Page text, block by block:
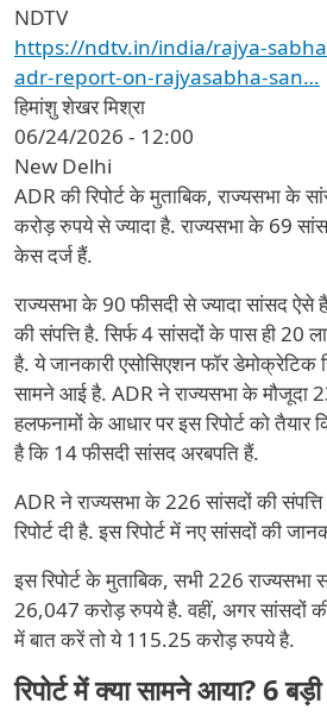
NDTV
https://ndtv.in/india/rajya-
adr-report-on-rajyasabha-san…
हिमांशु शेखर मिश्रा
06/24/2026 - 12:00
New Delhi
ADR की रिपोर्ट के मुताबिक, राज्यसभा के
करोड़ रुपये से ज्यादा है. राज्यसभा के 69
केस दर्ज हैं.
राज्यसभा के 90 फीसदी से ज्यादा सांसद ऐसे
की संपत्ति है. सिर्फ 4 सांसदों के पास ही 20
है. ये जानकारी एसोसिएशन फॉर डेमोक्रेटिक
सामने आई है. ADR ने राज्यसभा के मौजूदा
हलफनामों के आधार पर इस रिपोर्ट को तैयार
है कि 14 फीसदी सांसद अरबपति हैं.
ADR ने राज्यसभा के 226 सांसदों की
रिपोर्ट दी है. इस रिपोर्ट में नए सांसदों की
इस रिपोर्ट के मुताबिक, सभी 226 राज्यसभा
26,047 करोड़ रुपये है. वहीं, अगर सांसदों
में बात करें तो ये 115.25 करोड़ रुपये है.
रिपोर्ट में क्या सामने आया? 6